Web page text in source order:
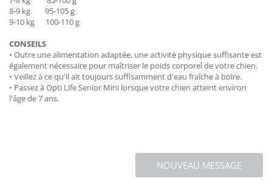
8-9 kg 95-105 g
9-10 kg 100-110 g
CONSEILS
• Outre une alimentation adaptée, une activité physique suffisante est
également nécessaire pour maîtriser le poids corporel de votre chien.
• Veillez à ce qu'il ait toujours suffisamment d'eau fraîche à boire.
• Passez à Opti Life Senior Mini lorsque votre chien atteint environ
l'âge de 7 ans.
NOUVEAU MESSAGE